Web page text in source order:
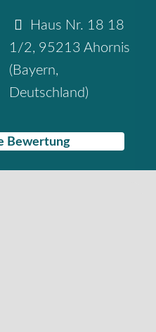
Haus Nr. 18 18
1/2, 95213 Ahornis
( Bayern,
Deutschland)
Bewertung